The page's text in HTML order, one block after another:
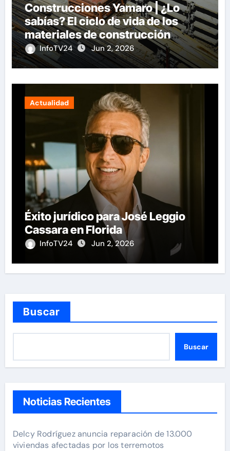
Construcciones Yamaro | ¿Lo
sabías? El ciclo de vida de los
materiales de construcción
revoluciona eficiencia en
proyectos modernos
InfoTV24 Jun 2, 2026
Actualidad
Éxito jurídico para José Leggio
Cassara en Florida
InfoTV24 Jun 2, 2026
Buscar
Buscar
Noticias Recientes
Delcy Rodríguez anuncia reparación de 13.000
viviendas afectadas por los terremotos